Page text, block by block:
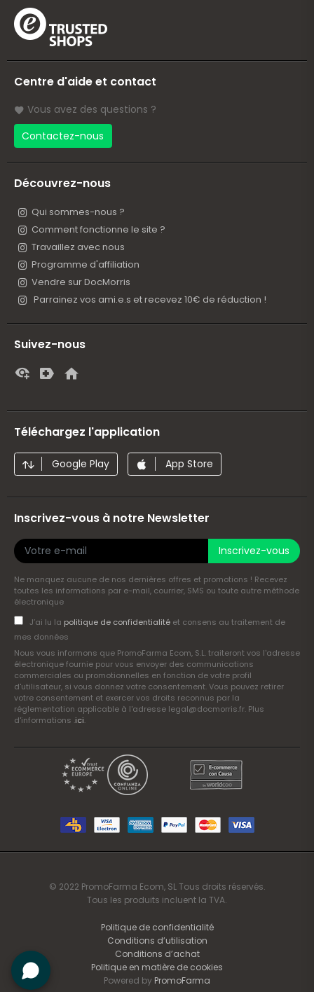
Centre d'aide et contact
Vous avez des questions ?
Contactez-nous
Découvrez-nous
Qui sommes-nous ?
Comment fonctionne le site ?
Travaillez avec nous
Programme d'affiliation
Vendre sur DocMorris
Parrainez vos ami.e.s et recevez 10€ de réduction !
Suivez-nous
Téléchargez l'application
Google Play App Store
Inscrivez-vous à notre Newsletter
Inscrivez-vous
Ne manquez aucune de nos dernières offres et promotions ! Recevez
toutes les informations par e-mail, courrier, SMS ou toute autre méthode
électronique
J’ai lu la politique de confidentialité et consens au traitement de
mes données
Nous vous informons que PromoFarma Ecom, S.L. traiteront vos l'adresse
électronique fournie pour vous envoyer des communications
commerciales ou promotionnelles en fonction de votre profil
d'utilisateur, si vous donnez votre consentement. Vous pouvez retirer
votre consentement et exercer vos droits reconnus par la
réglementation applicable à l'adresse legal@docmorris.fr. Plus
d'informations .ici.
© 2022 PromoFarma Ecom, SL Tous droits réservés.
Tous les produits incluent la TVA.
Politique de confidentialité
Conditions d’utilisation
Conditions d’achat
Politique en matière de cookies
Powered by PromoFarma